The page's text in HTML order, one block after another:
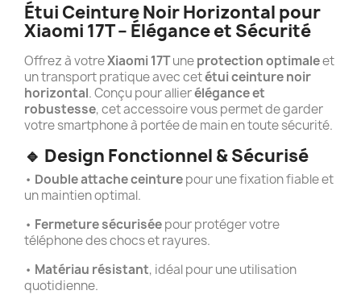
Étui Ceinture Noir Horizontal pour
Xiaomi 17T – Élégance et Sécurité
Offrez à votreXiaomi 17Tuneprotection optimaleet
un transport pratique avec cetétui ceinture noir
horizontal. Conçu pour allierélégance et
robustesse, cet accessoire vous permet de garder
votre smartphone à portée de main en toute sécurité.
🔹 Design Fonctionnel & Sécurisé
• Double attache ceinturepour une fixation fiable et
un maintien optimal.
• Fermeture sécuriséepour protéger votre
téléphone des chocs et rayures.
• Matériau résistant, idéal pour une utilisation
quotidienne.